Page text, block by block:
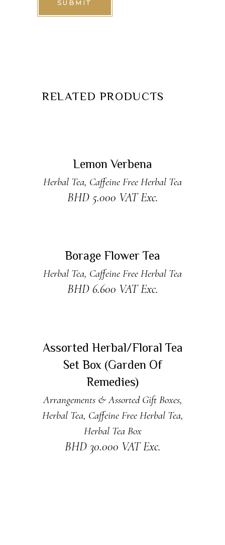
RELATED PRODUCTS
Lemon Verbena
Herbal Tea, Caffeine Free Herbal Tea
BHD 5.000 VAT Exc.
Borage Flower Tea
Herbal Tea, Caffeine Free Herbal Tea
BHD 6.600 VAT Exc.
Assorted Herbal/Floral Tea
Set Box (Garden Of
Remedies)
Arrangements & Assorted Gift Boxes,
Herbal Tea, Caffeine Free Herbal Tea,
Herbal Tea Box
BHD 30.000 VAT Exc.